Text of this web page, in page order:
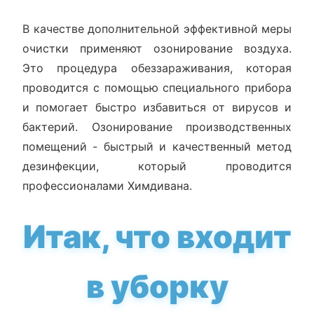
В качестве дополнительной эффективной меры
очистки применяют озонирование воздуха.
Это процедура обеззараживания, которая
проводится с помощью специального прибора
и помогает быстро избавиться от вирусов и
бактерий. Озонирование производственных
помещений - быстрый и качественный метод
дезинфекции, который проводится
профессионалами Химдивана.
Итак, что входит
в уборку